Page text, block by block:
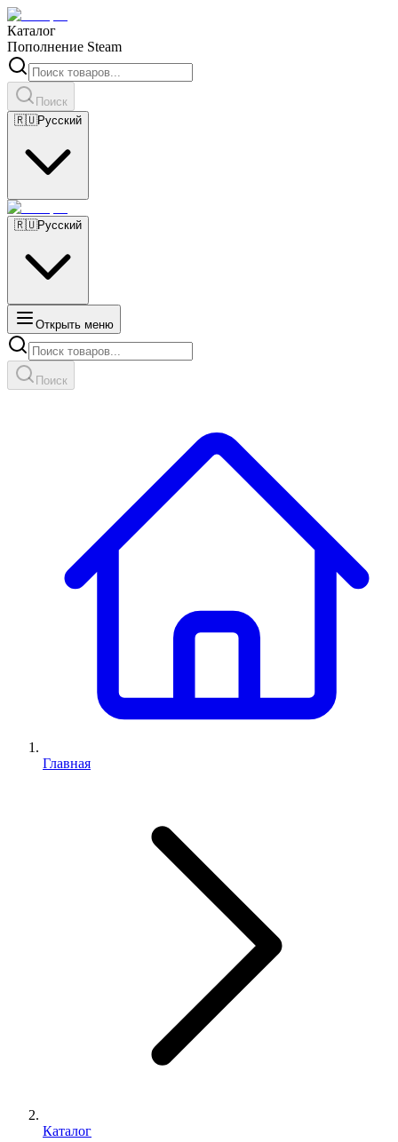
Каталог
Пополнение Steam
Поиск
🇷🇺Русский
🇷🇺Русский
Открыть меню
Поиск
Главная
Каталог